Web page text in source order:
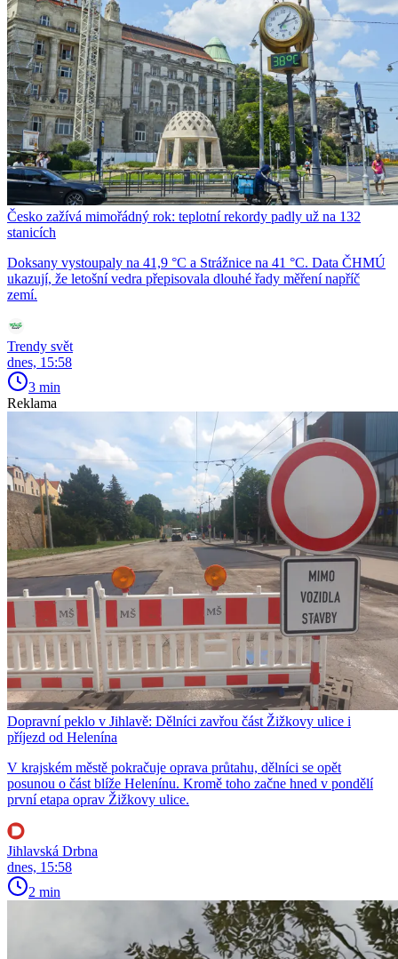
Česko zažívá mimořádný rok: teplotní rekordy padly už na 132
stanicích
Doksany vystoupaly na 41,9 °C a Strážnice na 41 °C. Data ČHMÚ
ukazují, že letošní vedra přepisovala dlouhé řady měření napříč
zemí.
Trendy svět
dnes, 15:58
3 min
Reklama
Dopravní peklo v Jihlavě: Dělníci zavřou část Žižkovy ulice i
příjezd od Helenína
V krajském městě pokračuje oprava průtahu, dělníci se opět
posunou o část blíže Helenínu. Kromě toho začne hned v pondělí
první etapa oprav Žižkovy ulice.
Jihlavská Drbna
dnes, 15:58
2 min